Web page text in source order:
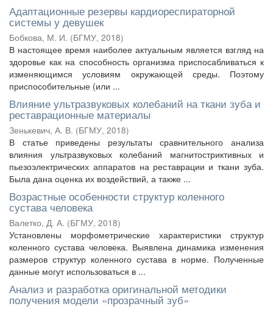
Адаптационные резервы кардиореспираторной
системы у девушек
Бобкова, М. И. (БГМУ, 2018)
В настоящее время наиболее актуальным является взгляд на
здоровье как на способность организма приспосабливаться к
изменяющимся условиям окружающей среды. Поэтому
приспособительные (или ...
Влияние ультразвуковых колебаний на ткани зуба и
реставрационные материалы
Зенькевич, А. В. (БГМУ, 2018)
В статье приведены результаты сравнительного анализа
влияния ультразвуковых колебаний магнитостриктивных и
пьезоэлектрических аппаратов на реставрации и ткани зуба.
Была дана оценка их воздействий, а также ...
Возрастные особенности структур коленного
сустава человека
Валетко, Д. А. (БГМУ, 2018)
Установлены морфометрические характеристики структур
коленного сустава человека. Выявлена динамика изменения
размеров структур коленного сустава в норме. Полученные
данные могут использоваться в ...
Анализ и разработка оригинальной методики
получения модели «прозрачный зуб»